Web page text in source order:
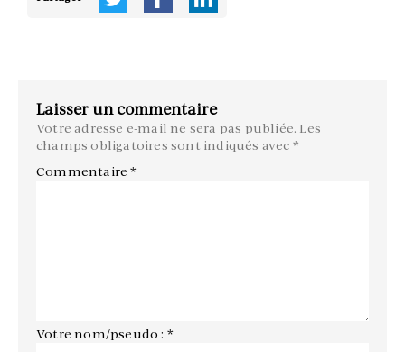
Laisser un commentaire
Votre adresse e-mail ne sera pas publiée. Les
champs obligatoires sont indiqués avec *
Commentaire*
Votre nom/pseudo : *